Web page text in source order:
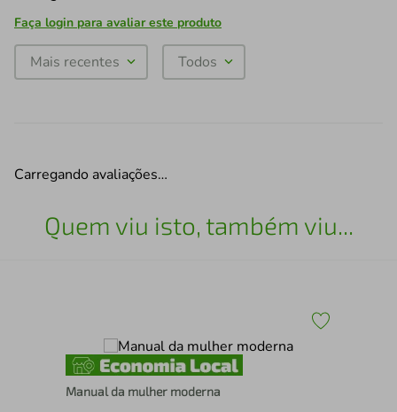
Faça login para avaliar este produto
Mais recentes Todos
Carregando avaliações…
Quem viu isto, também viu...
Manual da mulher moderna